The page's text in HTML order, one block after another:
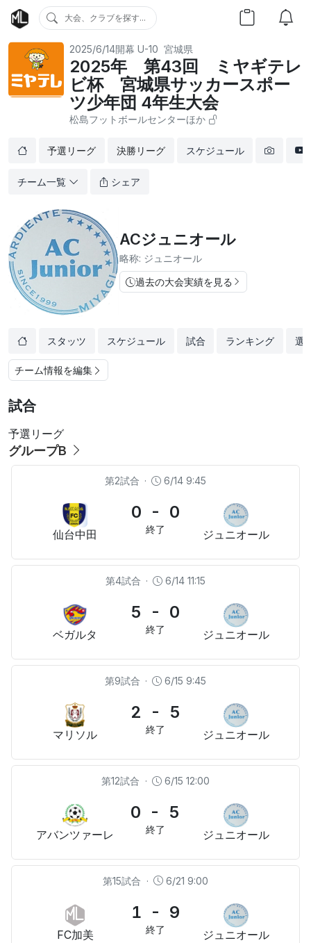
大会、クラブを探す...
2025/6/14開幕 U-10 宮城県
2025年 第43回 ミヤギテレ
ビ杯 宮城県サッカースポー
ツ少年団 4年生大会
松島フットボールセンターほか
予選リーグ 決勝リーグ スケジュール
チーム一覧 シェア
ACジュニオール
略称: ジュニオール
過去の大会実績を見る
スタッツ スケジュール 試合 ランキング 選
チーム情報を編集
試合
予選リーグ
グループB
第2試合 · 6/14 9:45
仙台中田
0 - 0
終了 ジュニオール
第4試合 · 6/14 11:15
ベガルタ
5 - 0
終了 ジュニオール
第9試合 · 6/15 9:45
マリソル
2 - 5
終了 ジュニオール
第12試合 · 6/15 12:00
アバンツァーレ
0 - 5
終了 ジュニオール
第15試合 · 6/21 9:00
FC加美
1 - 9
終了 ジュニオール